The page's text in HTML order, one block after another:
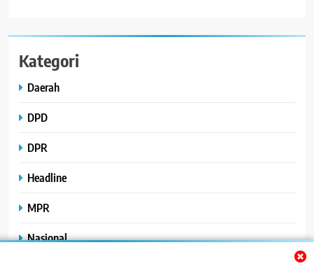
Kategori
Daerah
DPD
DPR
Headline
MPR
Nasional